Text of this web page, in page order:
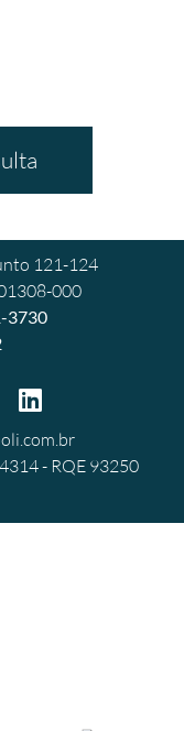
121-124
000
3730
- RQE 93250